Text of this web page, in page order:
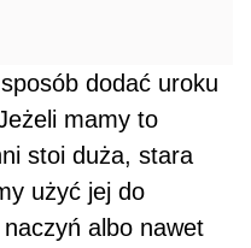
dodać uroku
mamy to
stoi duża, stara
użyć jej do
albo nawet